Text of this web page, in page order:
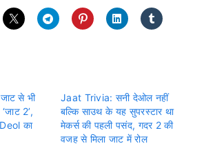
से भी
2’,
का
Jaat Trivia: सनी देओल नहीं
बल्कि साउथ के यह सुपरस्टार था
मेकर्स की पहली पसंद, गदर 2 की
वजह से मिला जाट में रोल